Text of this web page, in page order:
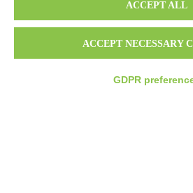
ITALIAN
RICETTE
FIDELITY
ACCEPT ALL
ACCEPT NECESSARY
GDPR